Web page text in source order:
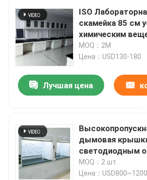
ISO
скамейка 85 см
химическим
настенная
MOQ：2M
Цена：USD130-180
Лучшая цена
дымовая
светодиодным
MOQ：2 шт.
Цена：USD800~1200